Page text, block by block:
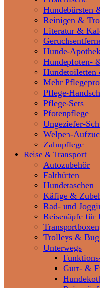
Hundebürsten
Reinigen &
Literatur &
Hunde-
Hundepfoten-
Hundetoiletten
Mehr
Pflege-
Pflege-Sets
Pfotenpflege
Ungeziefer-
Welpen-
Zahnpflege
Reise & Transport
Autozubehör
Falthütten
Hundetaschen
Käfige &
Rad- und
Reisenäpfe für
Transportboxen
Trolleys &
Unterwegs
Gurt- &